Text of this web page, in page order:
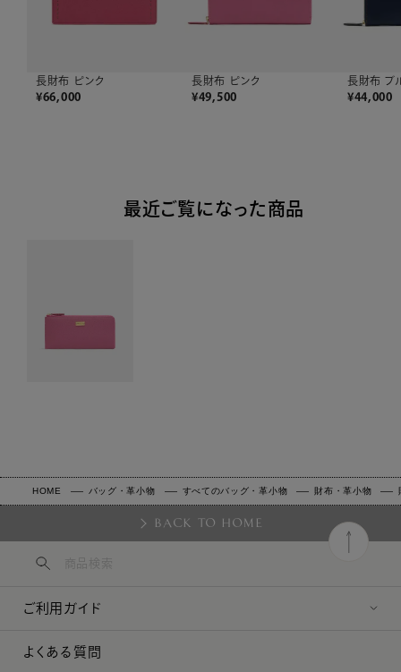
長財布 ピンク
¥66,000
長財布 ピンク
¥49,500
長財布 ブ
¥44,000
最近ご覧になった商品
HOME バッグ・革小物 すべてのバッグ・革小物 財布・革小物
BACK TO HOME
ご利用ガイド
よくある質問